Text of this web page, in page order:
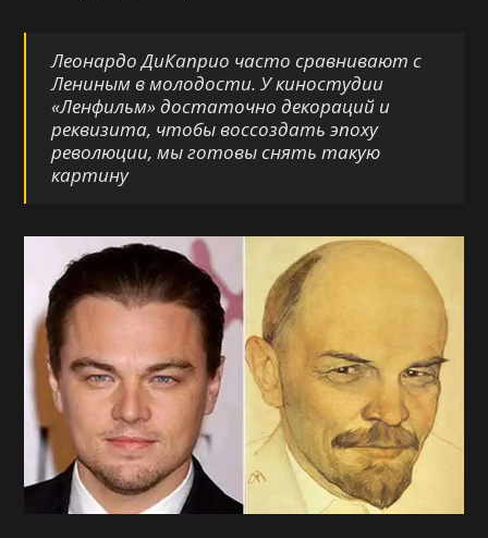
Леонардо ДиКаприо часто сравнивают с
Лениным в молодости. У киностудии
«Ленфильм» достаточно декораций и
реквизита, чтобы воссоздать эпоху
революции, мы готовы снять такую
картину